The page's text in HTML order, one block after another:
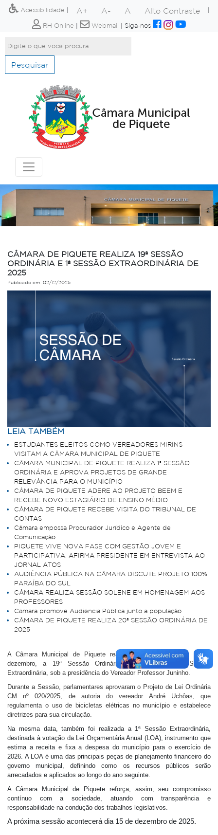
Acessibilidade A+ A- A Alto Contraste
RH Online Webmail Siga-nos
Pesquisar
CÂMARA DE PIQUETE REALIZA 19ª SESSÃO
ORDINÁRIA E 1ª SESSÃO EXTRAORDINÁRIA DE
2025
Publicado em: 02/12/2025
LEIA TAMBÉM
ESTUDANTES ELEITOS COMO VEREADORES MIRINS
VISITAM A CÂMARA MUNICIPAL DE PIQUETE
CÂMARA MUNICIPAL DE PIQUETE REALIZA 1ª SESSÃO
ORDINÁRIA E APROVA PROJETOS DE GRANDE
RELEVÂNCIA PARA O MUNICÍPIO
CÂMARA DE PIQUETE ADERE AO PROJETO BEEM E
RECEBE NOVO ESTAGIÁRIO DE ENSINO MÉDIO
CÂMARA DE PIQUETE RECEBE VISITA DO TRIBUNAL DE
CONTAS
Câmara empossa Procurador Jurídico e Agente de
Comunicação
PIQUETE VIVE NOVA FASE COM GESTÃO JOVEM E
PARTICIPATIVA, AFIRMA PRESIDENTE EM ENTREVISTA AO
JORNAL ATOS
AUDIÊNCIA PÚBLICA NA CÂMARA DISCUTE PROJETO 100%
PARAÍBA DO SUL
CÂMARA REALIZA SESSÃO SOLENE EM HOMENAGEM AOS
PROFESSORES
Câmara promove Audiência Pública junto a população
CÂMARA DE PIQUETE REALIZA 20ª SESSÃO ORDINÁRIA DE
2025
A Câmara Municipal de Piquete realizou, na segunda-feira, 1º de
dezembro, a 19ª Sessão Ordinária de 2025 e a 1ª Sessão
Extraordinária, sob a presidência do Vereador Professor Juninho.
Durante a Sessão, parlamentares aprovaram o Projeto de Lei Ordinária
CM nº 020/2025, de autoria do vereador André Uchôas, que
regulamenta o uso de bicicletas elétricas no município e estabelece
diretrizes para sua circulação.
Na mesma data, também foi realizada a 1ª Sessão Extraordinária,
destinada à votação da Lei Orçamentária Anual (LOA), instrumento que
estima a receita e fixa a despesa do município para o exercício de
2026. A LOA é uma das principais peças de planejamento financeiro do
governo municipal, definindo como os recursos públicos serão
arrecadados e aplicados ao longo do ano seguinte.
A Câmara Municipal de Piquete reforça, assim, seu compromisso
contínuo com a sociedade, atuando com transparência e
responsabilidade na condução dos trabalhos legislativos.
A próxima sessão acontecerá dia 15 de dezembro de 2025.